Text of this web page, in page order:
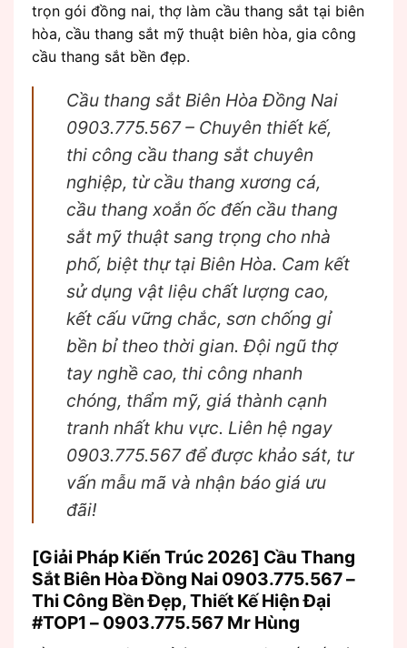
trọn gói đồng nai, thợ làm cầu thang sắt tại biên
hòa, cầu thang sắt mỹ thuật biên hòa, gia công
cầu thang sắt bền đẹp.
Cầu thang sắt Biên Hòa Đồng Nai
0903.775.567 – Chuyên thiết kế,
thi công cầu thang sắt chuyên
nghiệp, từ cầu thang xương cá,
cầu thang xoắn ốc đến cầu thang
sắt mỹ thuật sang trọng cho nhà
phố, biệt thự tại Biên Hòa. Cam kết
sử dụng vật liệu chất lượng cao,
kết cấu vững chắc, sơn chống gỉ
bền bỉ theo thời gian. Đội ngũ thợ
tay nghề cao, thi công nhanh
chóng, thẩm mỹ, giá thành cạnh
tranh nhất khu vực. Liên hệ ngay
0903.775.567 để được khảo sát, tư
vấn mẫu mã và nhận báo giá ưu
đãi!
[Giải Pháp Kiến Trúc 2026] Cầu Thang
Sắt Biên Hòa Đồng Nai 0903.775.567 –
Thi Công Bền Đẹp, Thiết Kế Hiện Đại
#TOP1 – 0903.775.567 Mr Hùng